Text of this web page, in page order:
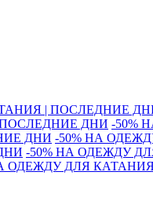
| ПОСЛЕДНИЕ
ДНИ -50%
ДНИ -50% НА
-50% НА ОДЕЖДУ
ОДЕЖДУ ДЛЯ